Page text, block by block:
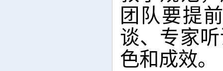
团队要提
谈、专家
色和成效。